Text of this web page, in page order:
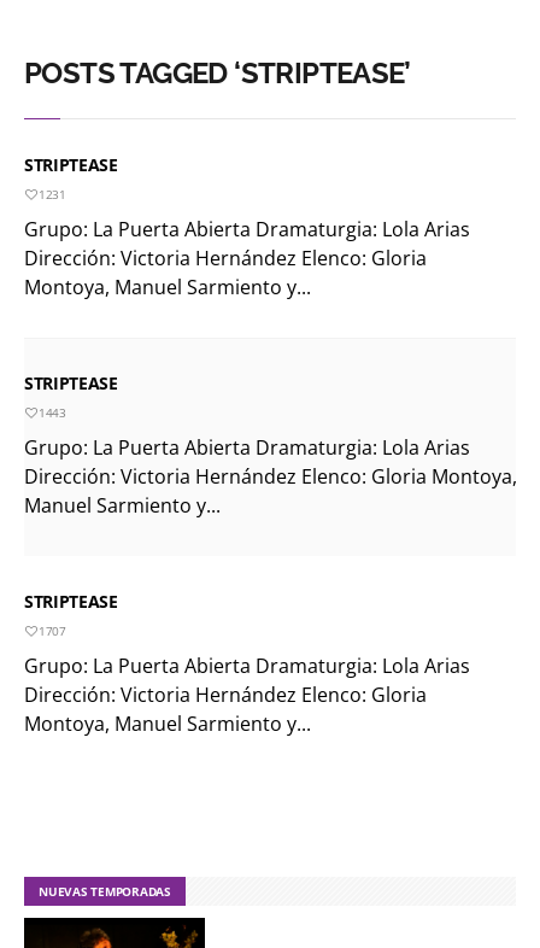
POSTS TAGGED ‘STRIPTEASE’
STRIPTEASE
1231
Grupo: La Puerta Abierta Dramaturgia: Lola Arias
Dirección: Victoria Hernández Elenco: Gloria
Montoya, Manuel Sarmiento y...
STRIPTEASE
1443
Grupo: La Puerta Abierta Dramaturgia: Lola Arias
Dirección: Victoria Hernández Elenco: Gloria Montoya,
Manuel Sarmiento y...
STRIPTEASE
1707
Grupo: La Puerta Abierta Dramaturgia: Lola Arias
Dirección: Victoria Hernández Elenco: Gloria
Montoya, Manuel Sarmiento y...
NUEVAS TEMPORADAS